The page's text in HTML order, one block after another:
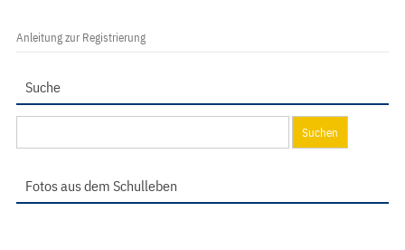
Anleitung zur Registrierung
Suche
nach:
Fotos aus dem Schulleben